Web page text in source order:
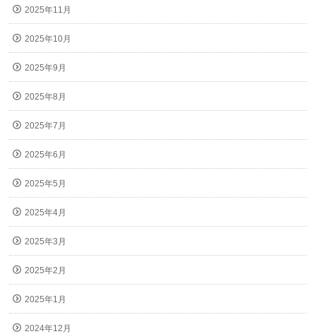
2025年11月
2025年10月
2025年9月
2025年8月
2025年7月
2025年6月
2025年5月
2025年4月
2025年3月
2025年2月
2025年1月
2024年12月